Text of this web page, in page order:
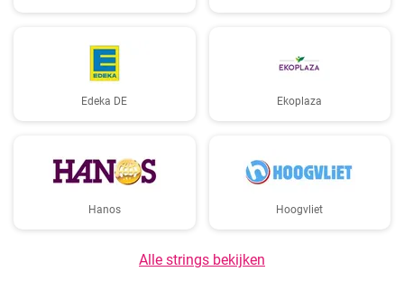
Edeka DE Ekoplaza
Hanos Hoogvliet
Alle strings bekijken